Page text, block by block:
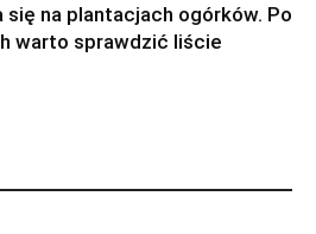
się na plantacjach ogórków. Po
warto sprawdzić liście